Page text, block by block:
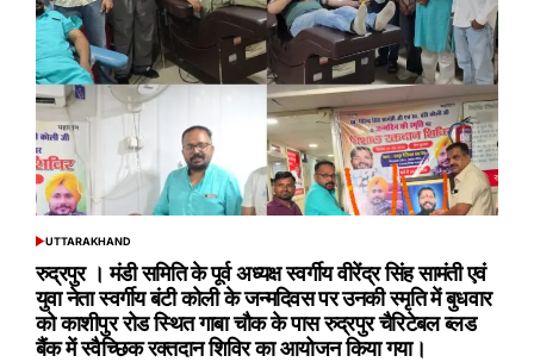
POSTED
UTTARAKHAND
रुद्रपुर । मंडी समिति के पूर्व अध्यक्ष स्वर्गीय वीरेंद्र सिंह सामंती एवं
युवा नेता स्वर्गीय बंटी कोली के जन्मदिवस पर उनकी स्मृति में बुधवार
को काशीपुर रोड स्थित गाबा चौक के पास रुद्रपुर चैरिटेबल ब्लड
बैंक में स्वैच्छिक रक्तदान शिविर का आयोजन किया गया।